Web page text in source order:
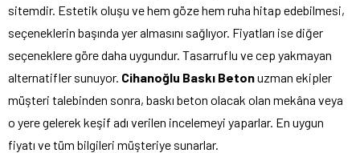
sitemdir. Estetik oluşu ve hem göze hem ruha hitap edebilmesi,
seçeneklerin başında yer almasını sağlıyor. Fiyatları ise diğer
seçeneklere göre daha uygundur. Tasarruflu ve cep yakmayan
alternatifler sunuyor. Cihanoğlu Baskı Betonuzman ekipler
müşteri talebinden sonra, baskı beton olacak olan mekâna veya
o yere gelerek keşif adı verilen incelemeyi yaparlar. En uygun
fiyatı ve tüm bilgileri müşteriye sunarlar.